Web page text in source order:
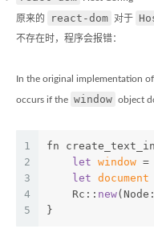
原来的 react-dom 对于
不存在时，程序会报错：
In the original implementation of
occurs if the window object
1
2
3
4
5
fn
let window =
let document
    Rc::
new
}